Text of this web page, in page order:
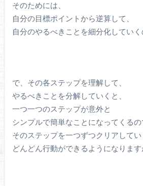
そのためには、
自分の目標ポイントから逆算して、
自分のやるべきことを細分化していく
で、その各ステップを理解して、
やるべきことを分解していくと、
一つ一つのステップが意外と
シンプルで簡単なことになってくるの
そのステップを一つずつクリアしてい
どんどん行動ができるようになります